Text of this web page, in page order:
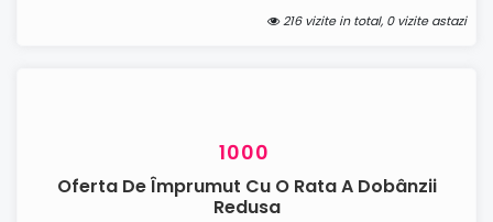
216 vizite in total, 0 vizite astazi
1000
Oferta De Împrumut Cu O Rata A Dobânzii
Redusa